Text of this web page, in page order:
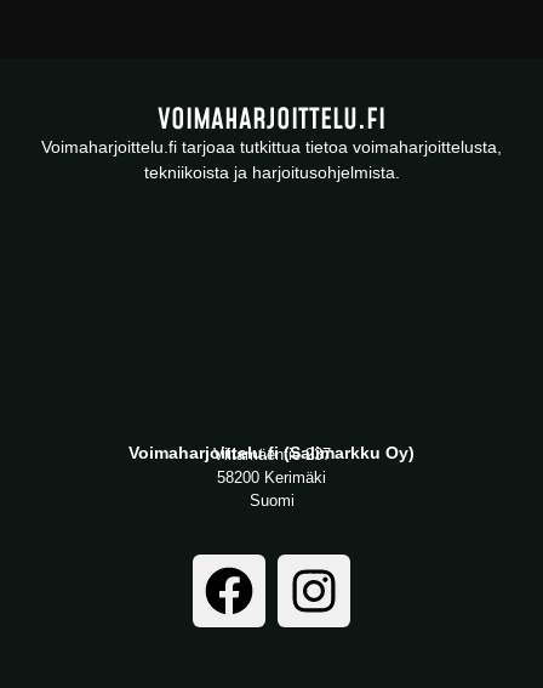
VOIMAHARJOITTELU.FI
Voimaharjoittelu.fi tarjoaa tutkittua tietoa voimaharjoittelusta,
tekniikoista ja harjoitusohjelmista.
Voimaharjoittelu.fi (Salimarkku Oy)
Viitamäentie 237
58200 Kerimäki
Suomi